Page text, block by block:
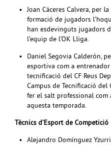
Joan Cáceres Calvera, per
formació de jugadors
han esdevinguts jugadors
l’equip de l’OK Lliga.
Daniel Segovia Calderón,
esportiva com a
tecnificació del CF Reus
Campus de Tecnificació
fer el salt professional com
aquesta temporada.
Tècnics d’Esport de Competició
Alejandro Domínguez